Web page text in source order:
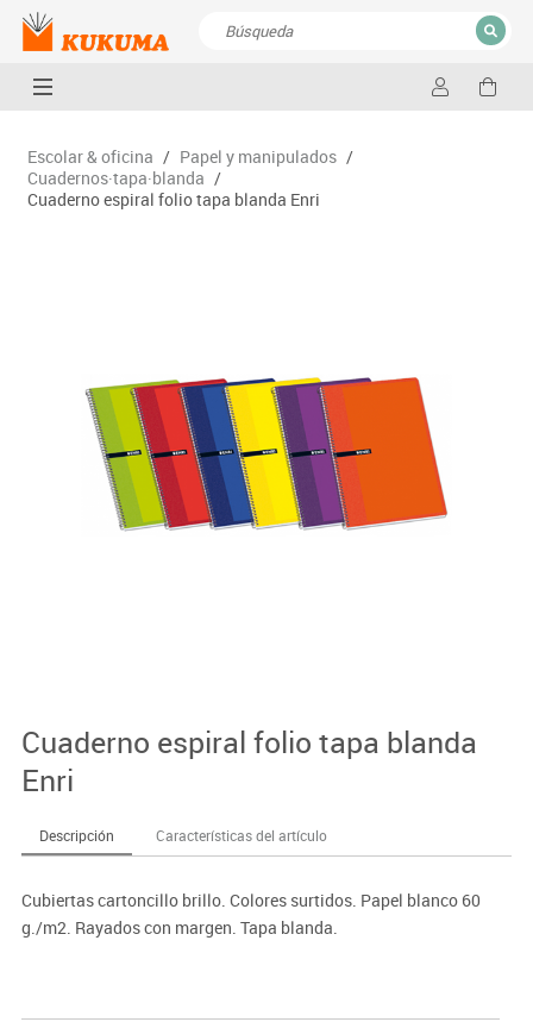
CERRAR
Escolar & oficina / Papel y manipulados /
Cuadernos·tapa·blanda /
Cuaderno espiral folio tapa blanda Enri
Cuaderno espiral folio tapa blanda
Enri
Descripción Características del artículo
Cubiertas cartoncillo brillo. Colores surtidos. Papel blanco 60
g./m2. Rayados con margen. Tapa blanda.